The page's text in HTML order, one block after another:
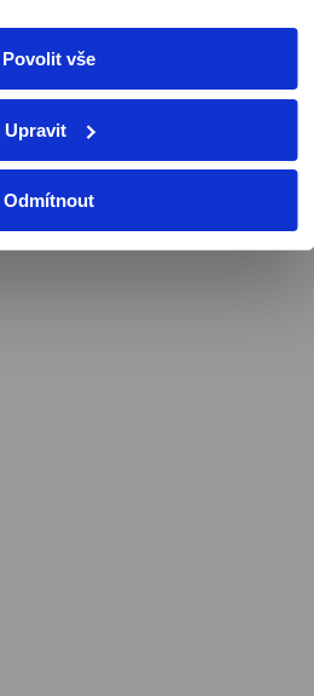
Povolit vše
Upravit
Odmítnout